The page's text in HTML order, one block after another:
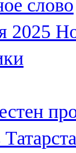
слово
2025